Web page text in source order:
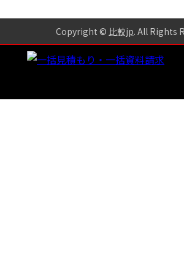
Copyright © 比較jp. All Rights